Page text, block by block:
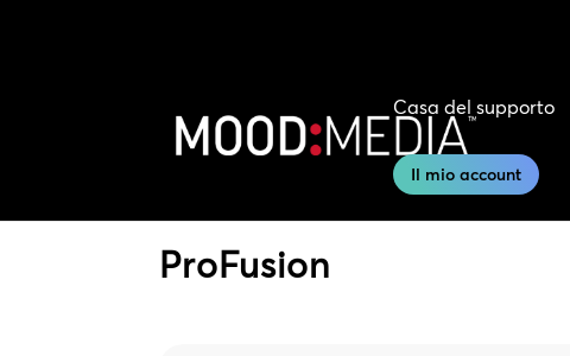
Casa del supporto
Il mio account
ProFusion